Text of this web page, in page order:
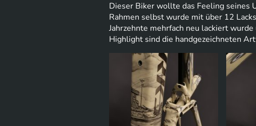
Dieser Biker wollte das Feeling seines
Rahmen selbst wurde mit über 12
Jahrzehnte mehrfach neu lackiert
Highlight sind die handgezeichneten